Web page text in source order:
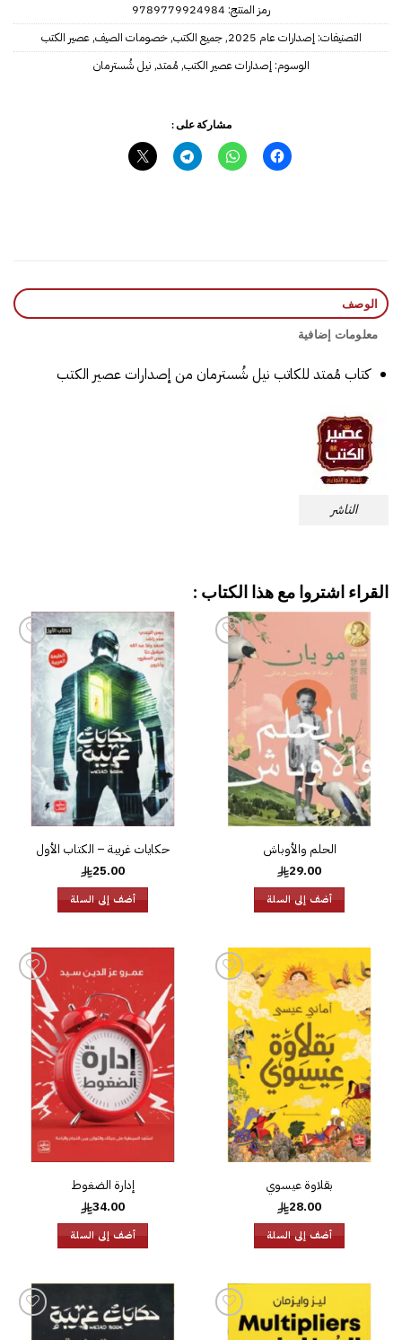
رمز المنتج: 9789779924984
التصنيفات:إصدارات عام 2025 ,جميع الكتب,خصومات الصيف,عصير الكتب
الوسوم:إصدارات عصير الكتب, مُمتد, نيل شُسترمان
مشاركة على :
الوصف
معلومات إضافية
كتاب مُمتد للكاتب نيل شُسترمان من إصدارات عصير الكتب
الناشر
القراء اشتروا مع هذا الكتاب :
إضافة
إلى
قائمة
الرغبات
الحلم والأوباش
29.00
أضف إلى السلة
إضافة
قائمة
الرغبات
حكايات غريبة – الكتاب الأول
25.00
أضف إلى السلة
إضافة
إلى
قائمة
الرغبات
بقلاوة عيسوي
28.00
أضف إلى السلة
إضافة
إلى
الرغبات
إدارة الضغوط
34.00
أضف إلى السلة